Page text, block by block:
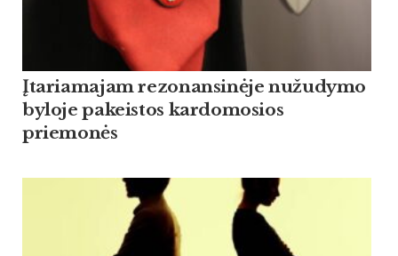
Įtariamajam rezonansinėje nužudymo
byloje pakeistos kardomosios
priemonės